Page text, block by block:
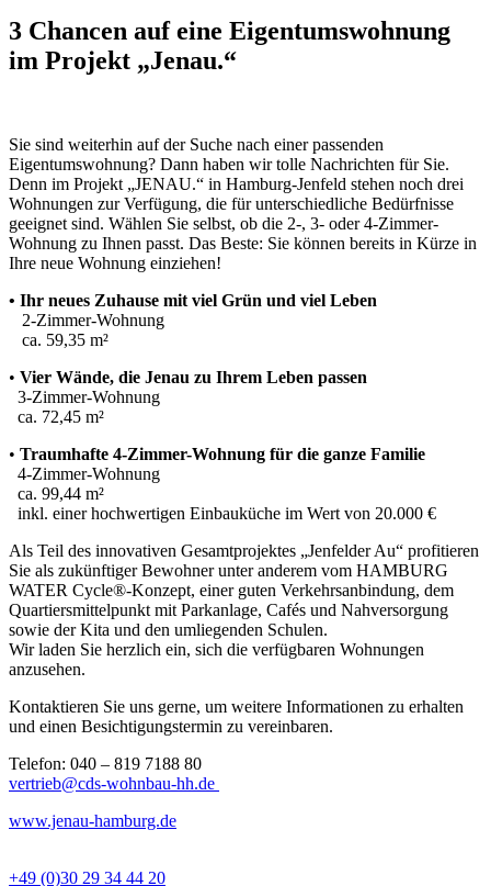
3 Chancen auf eine Eigentumswohnung
im Projekt „Jenau.“
Sie sind weiterhin auf der Suche nach einer passenden
Eigentumswohnung? Dann haben wir tolle Nachrichten für Sie.
Denn im Projekt „JENAU.“ in Hamburg-Jenfeld stehen noch drei
Wohnungen zur Verfügung, die für unterschiedliche Bedürfnisse
geeignet sind. Wählen Sie selbst, ob die 2-, 3- oder 4-Zimmer-
Wohnung zu Ihnen passt. Das Beste: Sie können bereits in Kürze in
Ihre neue Wohnung einziehen!
• Ihr neues Zuhause mit viel Grün und viel Leben
2-Zimmer-Wohnung
ca. 59,35 m²
• Vier Wände, die Jenau zu Ihrem Leben passen
3-Zimmer-Wohnung
ca. 72,45 m²
• Traumhafte 4-Zimmer-Wohnung für die ganze Familie
4-Zimmer-Wohnung
ca. 99,44 m²
inkl. einer hochwertigen Einbauküche im Wert von 20.000 €
Als Teil des innovativen Gesamtprojektes „Jenfelder Au“ profitieren
Sie als zukünftiger Bewohner unter anderem vom HAMBURG
WATER Cycle®-Konzept, einer guten Verkehrsanbindung, dem
Quartiersmittelpunkt mit Parkanlage, Cafés und Nahversorgung
sowie der Kita und den umliegenden Schulen.
Wir laden Sie herzlich ein, sich die verfügbaren Wohnungen
anzusehen.
Kontaktieren Sie uns gerne, um weitere Informationen zu erhalten
und einen Besichtigungstermin zu vereinbaren.
Telefon: 040 – 819 7188 80
vertrieb@cds-wohnbau-hh.de
www.jenau-hamburg.de
+49 (0)30 29 34 44 20